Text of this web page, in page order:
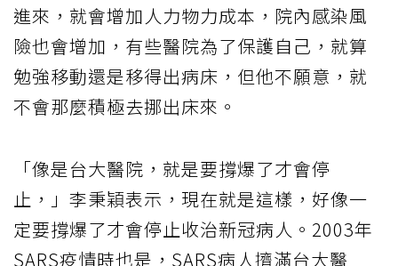
進來，就會增加人力物力成本，院內感染風
險也會增加，有些醫院為了保護自己，就算
勉強移動還是移得出病床，但他不願意，就
不會那麼積極去挪出床來。
「像是台大醫院，就是要撐爆了才會停
止，」李秉穎表示，現在就是這樣，好像一
定要撐爆了才會停止收治新冠病人。2003年
SARS疫情時也是，SARS病人擠滿台大醫